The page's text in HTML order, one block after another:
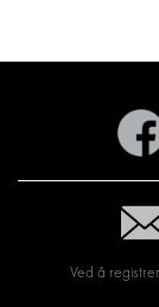
Ved å